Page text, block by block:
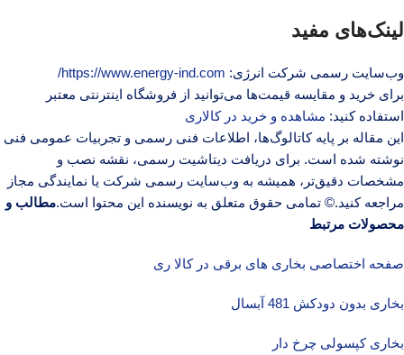
لینک‌های مفید
وب‌سایت رسمی شرکت انرژی: https://www.energy-ind.com/
برای خرید و مقایسه قیمت‌ها می‌توانید از فروشگاه اینترنتی معتبر
استفاده کنید: مشاهده و خرید در کالاری
این مقاله بر پایه کاتالوگ‌ها، اطلاعات فنی رسمی و تجربیات عمومی فنی
نوشته شده است. برای دریافت دیتاشیت رسمی، نقشه نصب و
مشخصات دقیق‌تر، همیشه به وب‌سایت رسمی شرکت یا نمایندگی مجاز
مراجعه کنید.© تمامی حقوق متعلق به نویسنده این محتوا است.مطالب و
محصولات مرتبط
صفحه اختصاصی بخاری های برقی در کالا ری
بخاری بدون دودکش 481 آبسال
بخاری کپسولی چرخ دار